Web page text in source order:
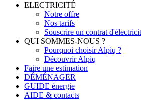
ELECTRICITÉ
Notre offre
Nos tarifs
Souscrire un contrat
QUI SOMMES-NOUS ?
Pourquoi choisir Alpiq ?
Découvrir Alpiq
Faire une estimation
DÉMÉNAGER
GUIDE énergie
AIDE & contacts